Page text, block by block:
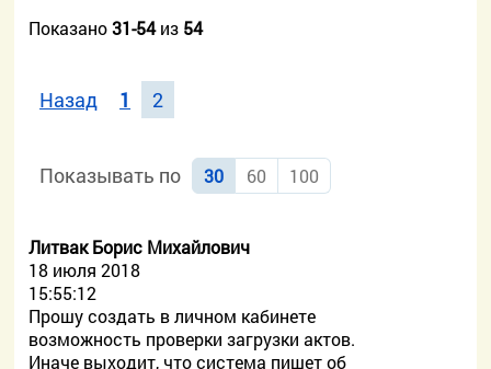
Показано31-54из 54
Назад 1 2
Показывать по 30 60 100
Литвак Борис Михайлович
18 июля 2018
15:55:12
Прошу создать в личном кабинете
возможность проверки загрузки актов.
Иначе выходит, что система пишет об